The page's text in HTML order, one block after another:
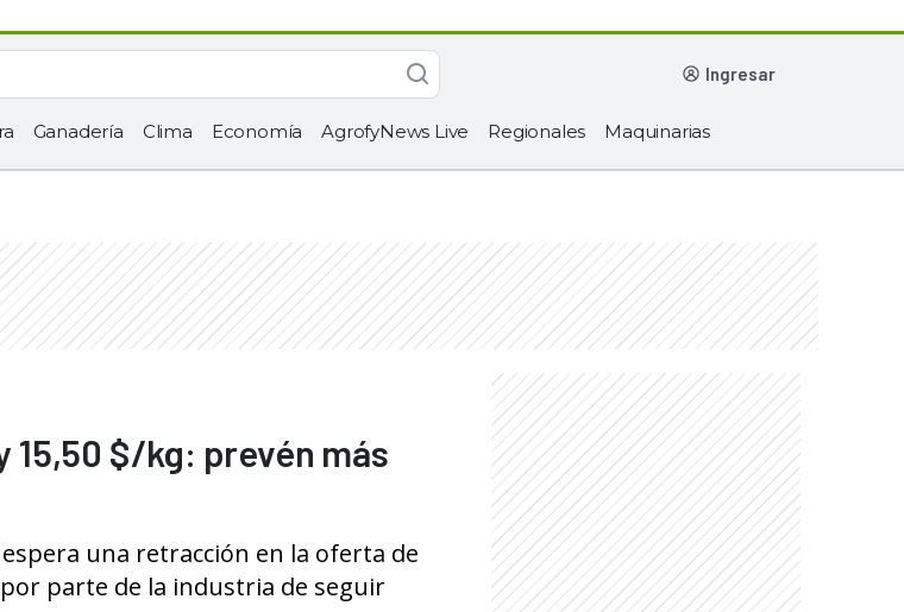
ingresar
Ganadería Clima Economía AgrofyNews Live Regionales Maquinarias
15,50 $/kg: prevén más
una retracción en la oferta de
parte de la industria de seguir